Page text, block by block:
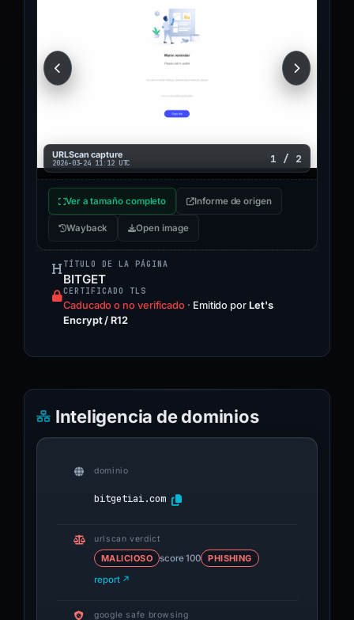
URLScan capture
2026-03-24 11:12 UTC 1 / 2
Ver a tamaño completo Informe de origen
Wayback Open image
TÍTULO DE LA PÁGINA
BITGET
CERTIFICADO TLS
Caducado o no verificado · Emitido por Let's
Encrypt / R12
Inteligencia de dominios
dominio
bitgetiai.com
urlscan verdict
MALICIOSO score 100
PHISHING
report ↗
google safe browsing